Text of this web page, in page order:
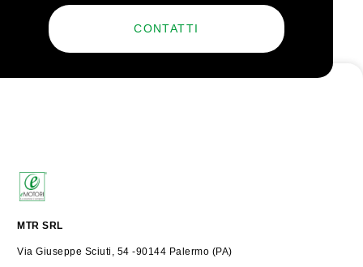
CONTATTI
MTR SRL
Via Giuseppe Sciuti, 54 -90144 Palermo (PA)